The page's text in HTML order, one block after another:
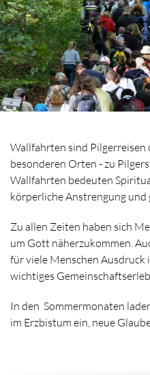
Wallfahrten sind Pilgerreisen
besonderen Orten - zu
Wallfahrten bedeuten
körperliche Anstrengung und
Zu allen Zeiten haben sich
um Gott näherzukommen.
für viele Menschen Ausdruck
wichtiges
In den Sommermonaten
im Erzbistum ein, neue